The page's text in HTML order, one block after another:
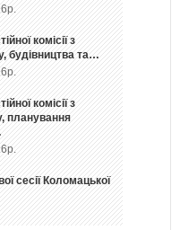
комісії з
будівництва та…
комісії з
планування
сесії Коломацької